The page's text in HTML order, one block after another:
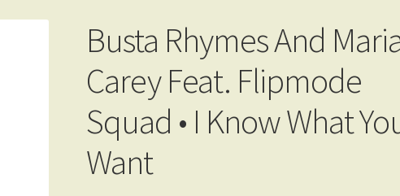
Busta Rhymes And
Carey Feat. Flipmode
Squad • I Know What
Want